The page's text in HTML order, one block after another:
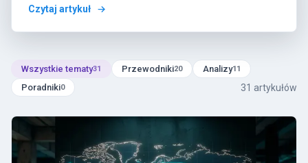
Czytaj artykuł
Wszystkie tematy31 Przewodniki20 Analizy11
Poradniki0 31 artykułów